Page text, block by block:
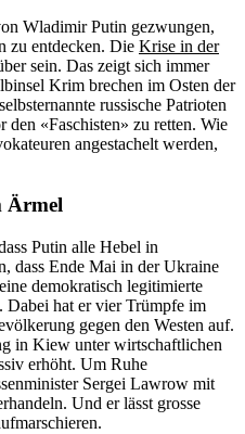
Wladimir Putin gezwungen,
zu entdecken. Die Krise in der
sein. Das zeigt sich immer
Krim brechen im Osten der
russische Patrioten
«Faschisten» zu retten. Wie
angestachelt werden,
Ärmel
Putin alle Hebel in
dass Ende Mai in der Ukraine
demokratisch legitimierte
Dabei hat er vier Trümpfe im
gegen den Westen auf.
in Kiew unter wirtschaftlichen
erhöht. Um Ruhe
Sergei Lawrow mit
Und er lässt grosse